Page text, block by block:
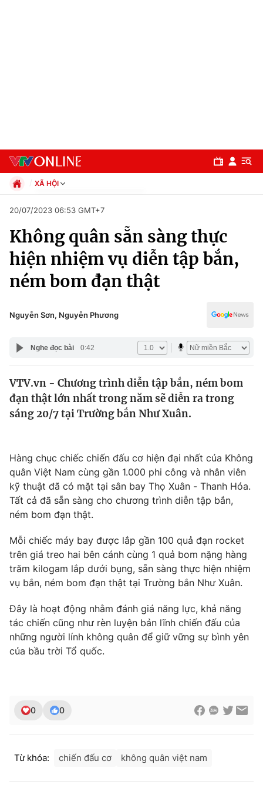
Chuyên mục
Chính trị
Thế giới
Thế giới đó đây
Câu chuyện quốc tế
Tài chính
Thị trường
Góc doanh nghiệp
Dữ liệu và đời sống
Truyền hình
Hậu trường
Nhân vật
Giải sao mai
Giải trí
Điện ảnh
Âm nhạc
Sao
Đời sống
Làm đẹp
Chất lượng cuộc sống
Giáo dục
Tuyển sinh
Học trực tuyến
Công nghệ
Thị trường
Lịch phát sóng
Chuyên mục khác
XÃ HỘI
Xã hội
Pháp luật
Kinh tế
Thể thao
Truyền hình
Văn hóa - Giải trí
Đời sống
Giáo dục
20/07/2023 06:53 GMT+7
Không quân sẵn sàng thực
hiện nhiệm vụ diễn tập bắn,
ném bom đạn thật
Nguyễn Sơn, Nguyễn Phương
Nghe đọc bài 0:42
VTV.vn - Chương trình diễn tập bắn, ném bom
đạn thật lớn nhất trong năm sẽ diễn ra trong
sáng 20/7 tại Trường bắn Như Xuân.
Hàng chục chiếc chiến đấu cơ hiện đại nhất của Không
quân Việt Nam cùng gần 1.000 phi công và nhân viên
kỹ thuật đã có mặt tại sân bay Thọ Xuân - Thanh Hóa.
Tất cả đã sẵn sàng cho chương trình diễn tập bắn,
ném bom đạn thật.
Mỗi chiếc máy bay được lắp gần 100 quả đạn rocket
trên giá treo hai bên cánh cùng 1 quả bom nặng hàng
trăm kilogam lắp dưới bụng, sẵn sàng thực hiện nhiệm
vụ bắn, ném bom đạn thật tại Trường bắn Như Xuân.
Đây là hoạt động nhằm đánh giá năng lực, khả năng
tác chiến cũng như rèn luyện bản lĩnh chiến đấu của
những người lính không quân để giữ vững sự bình yên
của bầu trời Tổ quốc.
0 0
Từ khóa: chiến đấu cơ không quân việt nam